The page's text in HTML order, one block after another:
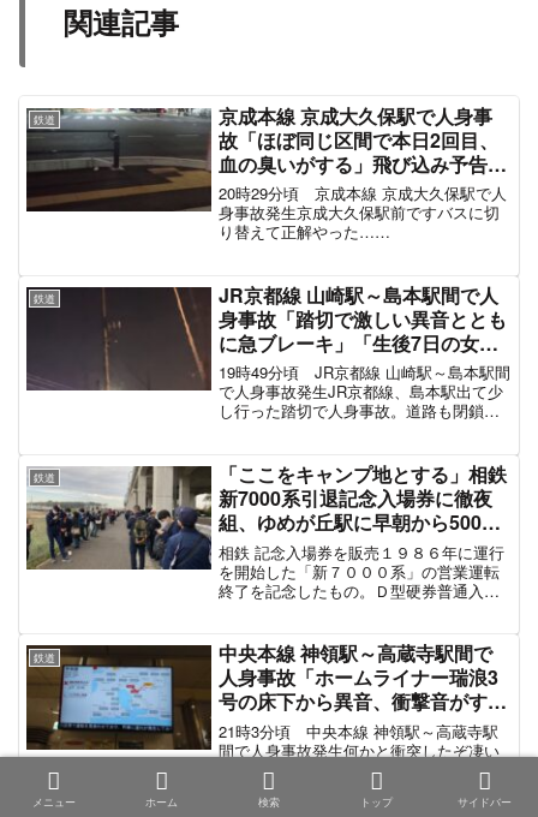
関連記事
鉄道
京成本線 京成大久保駅で人身事
故「ほぼ同じ区間で本日2回目、
血の臭いがする」飛び込み予告し
てた人の可能性 電車遅延 #京成 #
京成線 3月7日
20時29分頃 京成本線 京成大久保駅で人
身事故発生京成大久保駅前ですバスに切
り替えて正解やった…
大久保...
鉄道
JR京都線 山崎駅～島本駅間で人
身事故「踏切で激しい異音ととも
に急ブレーキ」「生後7日の女児
を抱えた女性が飛び込みでサンダ
ーバード40号が停車、暗くて確認
が難しく現場検証難航」電車遅延
19時49分頃 JR京都線 山崎駅～島本駅間
で人身事故発生JR京都線、島本駅出て少
し行った踏切で人身事故。道路も閉鎖中
鉄道
「ここをキャンプ地とする」相鉄
新7000系引退記念入場券に徹夜
組、ゆめが丘駅に早朝から500人
以上の長蛇の待機列 #ゆめが丘
相鉄 記念入場券を販売１９８６年に運行
を開始した「新７０００系」の営業運転
終了を記念したもの。Ｄ型硬券普通入場
セットまで購入可）や、クリアファイル
セット（限定千セット）...
鉄道
中央本線 神領駅～高蔵寺駅間で
人身事故「ホームライナー瑞浪3
号の床下から異音、衝撃音がすご
くて車掌が確認したら人を轢いて
た」電車遅延 #中央線 11月14日
21時3分頃 中央本線 神領駅～高蔵寺駅
間で人身事故発生何かと衝突したぞ凄い
衝撃音ホームライナー瑞浪３号に乗車中
で高蔵寺駅手前130km/h走行から急停止
したけど怪我はしてません— サンライズ
メニュー ホーム 検索 トップ サイドバー